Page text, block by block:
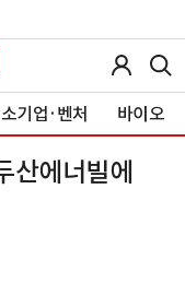
기업·벤처 바이오
산에너빌에